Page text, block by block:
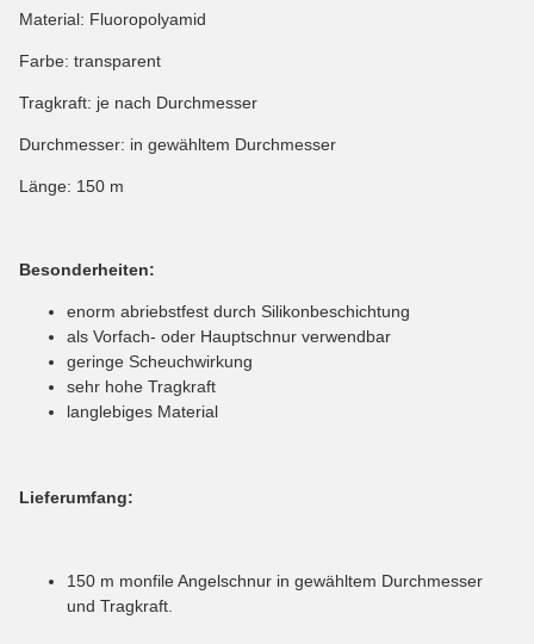
Material: Fluoropolyamid
Farbe: transparent
Tragkraft: je nach Durchmesser
Durchmesser: in gewähltem Durchmesser
Länge: 150 m
Besonderheiten:
enorm abriebstfest durch Silikonbeschichtung
als Vorfach- oder Hauptschnur verwendbar
geringe Scheuchwirkung
sehr hohe Tragkraft
langlebiges Material
Lieferumfang:
150 m monfile Angelschnur in gewähltem Durchmesser
und Tragkraft.